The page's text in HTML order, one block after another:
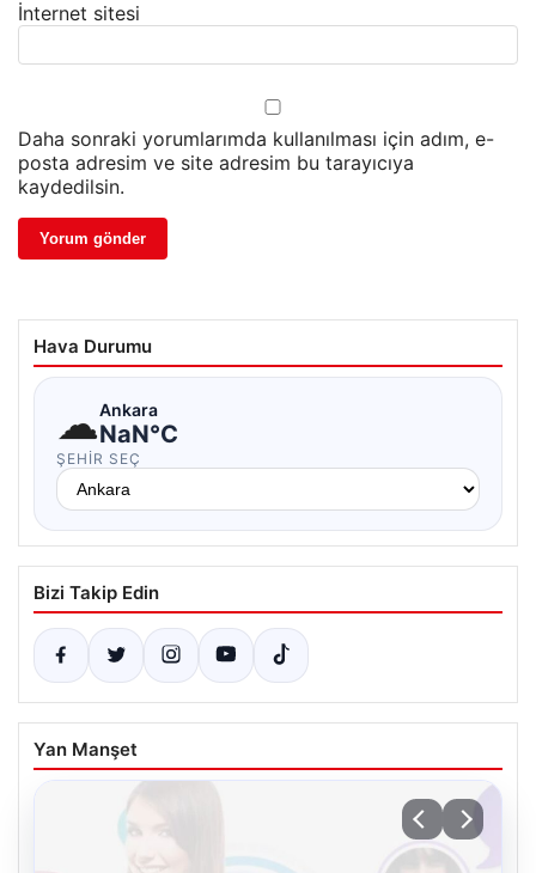
İnternet sitesi
Daha sonraki yorumlarımda kullanılması için adım, e-
posta adresim ve site adresim bu tarayıcıya
kaydedilsin.
Hava Durumu
☁Ankara
NaN°C
ŞEHIR SEÇ
Bizi Takip Edin
Yan Manşet